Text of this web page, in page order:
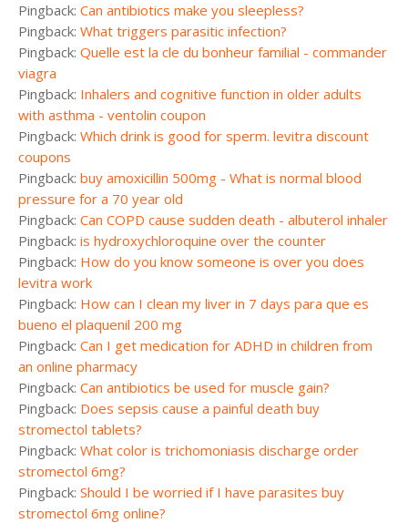
Pingback: Can antibiotics make you sleepless?
Pingback: What triggers parasitic infection?
Pingback: Quelle est la cle du bonheur familial - commander
viagra
Pingback: Inhalers and cognitive function in older adults
with asthma - ventolin coupon
Pingback: Which drink is good for sperm. levitra discount
coupons
Pingback: buy amoxicillin 500mg - What is normal blood
pressure for a 70 year old
Pingback: Can COPD cause sudden death - albuterol inhaler
Pingback: is hydroxychloroquine over the counter
Pingback: How do you know someone is over you does
levitra work
Pingback: How can I clean my liver in 7 days para que es
bueno el plaquenil 200 mg
Pingback: Can I get medication for ADHD in children from
an online pharmacy
Pingback: Can antibiotics be used for muscle gain?
Pingback: Does sepsis cause a painful death buy
stromectol tablets?
Pingback: What color is trichomoniasis discharge order
stromectol 6mg?
Pingback: Should I be worried if I have parasites buy
stromectol 6mg online?